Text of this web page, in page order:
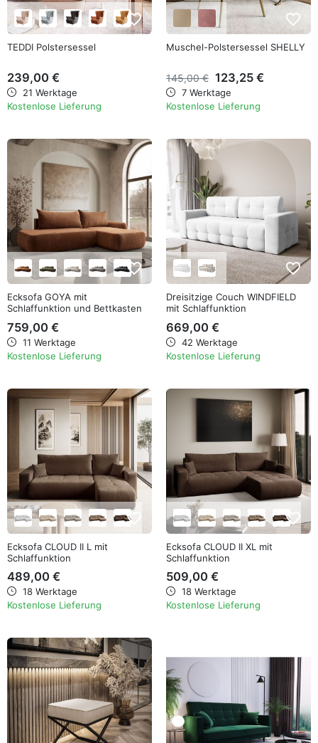
favorite_border
TEDDI Polstersessel
239,00 €
21 Werktage
Kostenlose Lieferung
favorite_border
Muschel-Polstersessel SHELLY
145,00 € 123,25 €
7 Werktage
Kostenlose Lieferung
favorite_border
Ecksofa GOYA mit
Schlaffunktion und Bettkasten
759,00 €
11 Werktage
Kostenlose Lieferung
favorite_border
Dreisitzige Couch WINDFIELD
mit Schlaffunktion
669,00 €
42 Werktage
Kostenlose Lieferung
favorite_border
Ecksofa CLOUD II L mit
Schlaffunktion
489,00 €
18 Werktage
Kostenlose Lieferung
favorite_border
Ecksofa CLOUD II XL mit
Schlaffunktion
509,00 €
18 Werktage
Kostenlose Lieferung